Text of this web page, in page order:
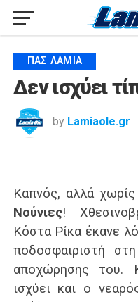
ΠΑΣ ΛΑΜΊΑ
Δεν ισχύει
by Lamiaole.gr
Καπνός, αλλά
Νούνιες!
Κόστα Ρίκα έκανε
ποδοσφαιριστή στη
αποχώρησης του.
ισχύει και ο